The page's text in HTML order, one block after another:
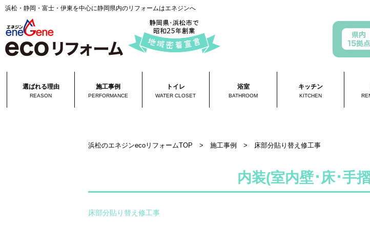
浜松・静岡・富士・伊東を中心に静岡県内のリフォームはエネジンへ
選ばれる理由
REASON
施工事例
PERFORMANCE
トイレ
WATER CLOSET
浴室
BATHROOM
キッチン
KITCHEN
浜松のエネジンecoリフォームTOP > 施工事例 > 床部分貼り替え修工事
内装(室内壁･床･手
床部分貼り替え修工事